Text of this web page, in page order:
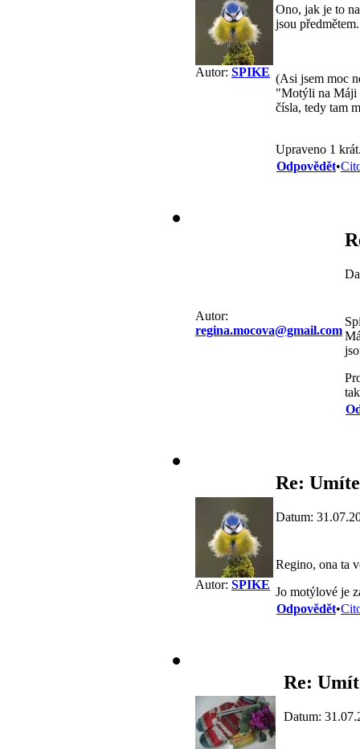
Autor: SPIKE
Ono, jak je to
jsou předmětem.
(Asi jsem moc
"Motýli na Máji
čísla, tedy tam
Upraveno 1
Odpovědět•
Autor:
regina.mocova@gmail.com
Autor: SPIKE
Re:
Datum:
Regino, ona ta
Jo motýlové je
Odpovědět•
Re:
Datum: